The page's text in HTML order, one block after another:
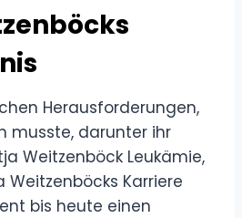
Herausforderungen,
musste, darunter ihr
Weitzenböck Leukämie,
Weitzenböcks Karriere
bis heute einen